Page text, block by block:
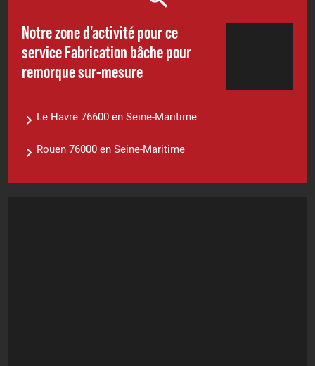
Notre zone d'activité pour ce
service Fabrication bâche pour
remorque sur-mesure
Le Havre 76600 en Seine-Maritime
Rouen 76000 en Seine-Maritime